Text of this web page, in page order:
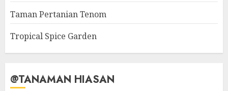
Taman Pertanian Tenom
Tropical Spice Garden
@TANAMAN HIASAN